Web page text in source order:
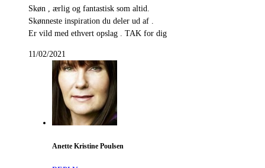
Skøn , ærlig og fantastisk som altid.
Skønneste inspiration du deler ud af .
Er vild med ethvert opslag . TAK for dig
11/02/2021
Anette Kristine Poulsen